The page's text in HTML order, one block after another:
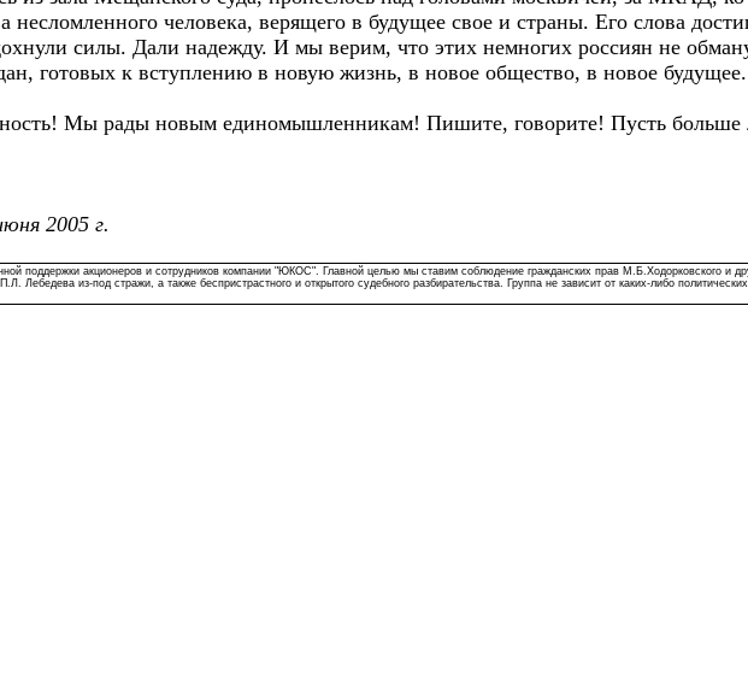
несломленного человека, верящего в будущее свое и страны. Его слова
силы. Дали надежду. И мы верим, что этих немногих россиян не
готовых к вступлению в новую жизнь, в новое общество, в новое будущее.
Мы рады новым единомышленникам! Пишите, говорите! Пусть больше
2005 г.
поддержки акционеров и сотрудников компании "ЮКОС". Главной целью мы ставим соблюдение гражданских прав М.Б.Ходорковского и
Лебедева из-под стражи, а также беспристрастного и открытого судебного разбирательства. Группа не зависит от каких-либо